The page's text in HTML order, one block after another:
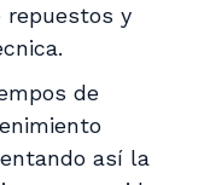
repuestos y
de
así la